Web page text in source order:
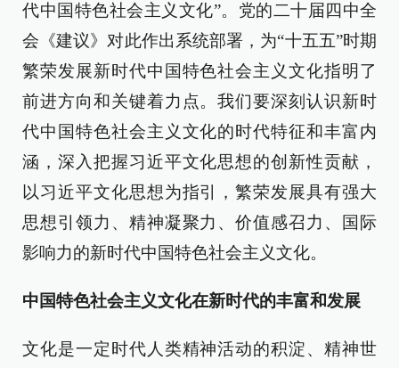
代中国特色社会主义文化”。党的二十届四中全
会《建议》对此作出系统部署，为“十五五”时期
繁荣发展新时代中国特色社会主义文化指明了
前进方向和关键着力点。我们要深刻认识新时
代中国特色社会主义文化的时代特征和丰富内
涵，深入把握习近平文化思想的创新性贡献，
以习近平文化思想为指引，繁荣发展具有强大
思想引领力、精神凝聚力、价值感召力、国际
影响力的新时代中国特色社会主义文化。
中国特色社会主义文化在新时代的丰富和发展
文化是一定时代人类精神活动的积淀、精神世